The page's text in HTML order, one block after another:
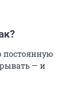
постоянную
— и